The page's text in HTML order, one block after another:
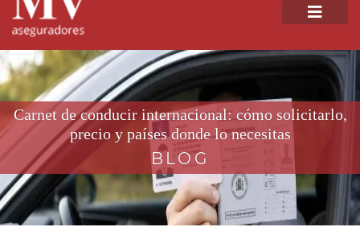
Carnet de conducir internacional: cómo solicitarlo,
precio y países donde lo necesitas
BLOG